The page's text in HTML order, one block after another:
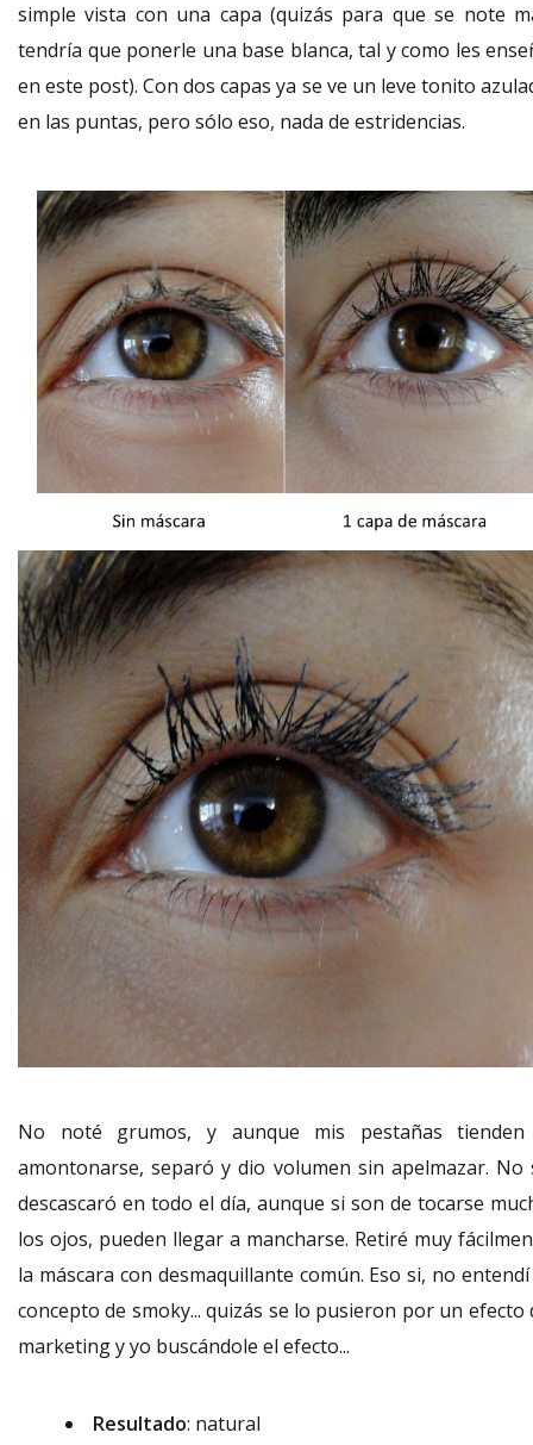
simple vista con una capa (quizás para que se note
tendría que ponerle una base blanca, tal y como les
en este post). Con dos capas ya se ve un leve tonito
en las puntas, pero sólo eso, nada de estridencias.
No noté grumos, y aunque mis pestañas
amontonarse, separó y dio volumen sin apelmazar. No
descascaró en todo el día, aunque si son de tocarse
los ojos, pueden llegar a mancharse. Retiré muy
la máscara con desmaquillante común. Eso si, no
concepto de smoky... quizás se lo pusieron por un efecto
marketing y yo buscándole el efecto...
Resultado: natural